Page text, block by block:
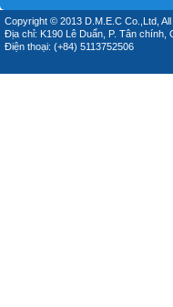
Copyright © 2013 D.M.E.C Co.,Ltd,
Địa chỉ: K190 Lê Duẩn, P. Tân chính,
Điện thoại: (+84) 5113752506